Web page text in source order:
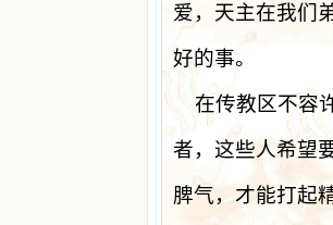
爱，天主在我们
好的事。
在传教区不容
者，这些人希望
脾气，才能打起